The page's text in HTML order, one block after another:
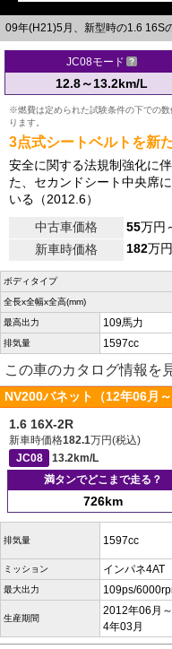
09年(H21)5月、新型時の1.6 16S
JC08モード
12.8～13.2km/L
※燃費は定められた試験条件の下での
ります。
3点式シートベルトを新
安全に関する法規制強化に
た、セカンドシート中央席
いる（2012.6）
中古車価格
55万円
新車時価格
182万
ボディタイプ
全長x全幅x全高(mm)
最高出力 109馬力
排気量 1597cc
この車のカタログ情報を
NV200バネット（12年06月
1.6 16X-2R
新車時価格182.1万円(税込)
JC08
13.2km/L
満タンでどこまで走る？
726km
排気量 1597cc
ミッション インパネ4AT
最大出力 109ps/
生産期間
2012年06月
4年03月